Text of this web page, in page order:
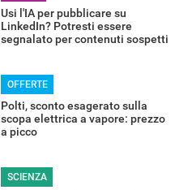
Usi l'IA per pubblicare su
LinkedIn? Potresti essere
segnalato per contenuti sospetti
OFFERTE
Polti, sconto esagerato sulla
scopa elettrica a vapore: prezzo
a picco
SCIENZA